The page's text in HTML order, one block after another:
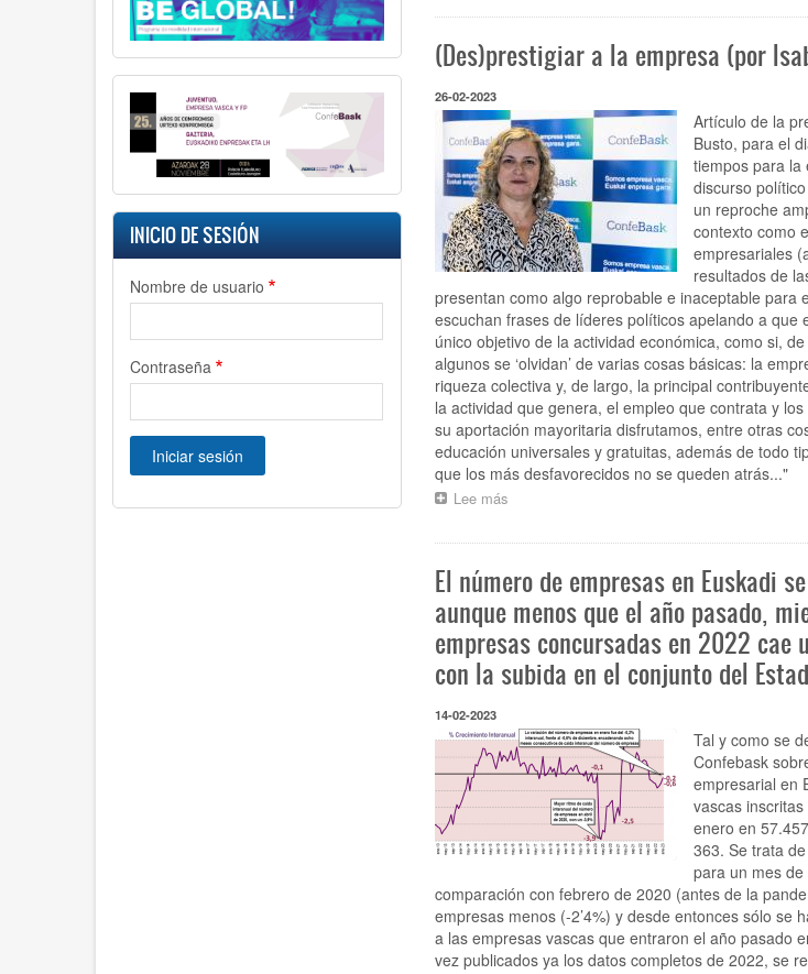
INICIO DE SESIÓN
Nombre de usuario
Contraseña
las
asuman
la
valores
y
objetivos
de
la
empresa,
los
compartan
y
difundan
en
una
organización
en
constante
crecimiento
como
la
es
reto
de
gestionar”
(Des)prestigiar a la empresa (por
26-02-2023
Artículo de la
Busto, para el
tiempos para la
discurso
un reproche
contexto como
empresariales
resultados de
presentan como algo reprobable e inaceptable para
escuchan frases de líderes políticos apelando a que
único objetivo de la actividad económica, como si,
algunos se ‘olvidan’ de varias cosas básicas: la
riqueza colectiva y, de largo, la principal
la actividad que genera, el empleo que contrata y
su aportación mayoritaria disfrutamos, entre otras
educación universales y gratuitas, además de todo
que los más desfavorecidos no se queden atrás..."
Lee mássobre
a
empresa
(por
Isabel
Busto)
El número de empresas en Euskadi
aunque menos que el año pasado,
empresas concursadas en 2022 cae
con la subida en el conjunto del
14-02-2023
Tal y como se
Confebask
empresarial en
vascas
enero en
363. Se trata
para un mes de
comparación con febrero de 2020 (antes de la
empresas menos (-2’4%) y desde entonces sólo se
a las empresas vascas que entraron el año pasado
vez publicados ya los datos completos de 2022, se